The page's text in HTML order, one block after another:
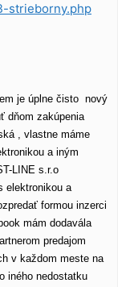
strieborny.php
je úplne čisto nový
dňom zakúpenia
, vlastne máme
a iným
LINE s.r.o
elektronikou a
formou inzerci
mám dodavála
predajom
v každom meste na
iného nedostatku